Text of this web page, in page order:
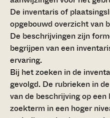
De inventaris of
opgebouwd overzicht van
De beschrijvingen zijn
begrijpen van een
ervaring.
Bij het zoeken in de
gevolgd. De rubrieken in
van de beschrijving op
zoekterm in een hoger